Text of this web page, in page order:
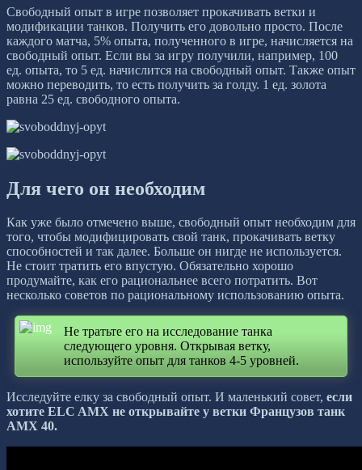
Свободный опыт в игре позволяет прокачивать ветки и
модификации танков. Получить его довольно просто. После
каждого матча, 5% опыта, полученного в игре, начисляется на
свободный опыт. Если вы за игру получили, например, 100
ед. опыта, то 5 ед. начислится на свободный опыт. Также опыт
можно переводить, то есть получить за голду. 1 ед. золота
равна 25 ед. свободного опыта.
Для чего он необходим
Как уже было отмечено выше, свободный опыт необходим для
того, чтобы модифицировать свой танк, прокачивать ветку
способностей и так далее. Больше он нигде не используется.
Не стоит тратить его впустую. Обязательно хорошо
продумайте, как его рациональнее всего потратить. Вот
несколько советов по рациональному использованию опыта.
Не тратьте его на исследование танка
следующего уровня. Открывая ветку,
используйте опыт для танков 4-5 уровней.
Исследуйте елку за свободный опыт. И маленький совет, если
хотите ELC AMX не открывайте у ветки Французов танк
AMX 40.